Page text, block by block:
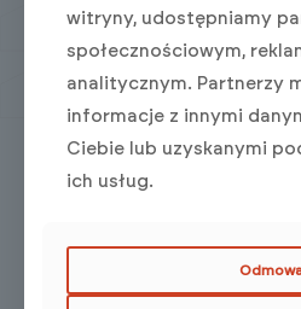
+48 12
Poniedziałek -
Indywidualne
Projekty
witryny, udostępniamy
społecznościowym,
analitycznym. Partnerzy
informacje z innymi
Ciebie lub uzyskanymi
ich usług.